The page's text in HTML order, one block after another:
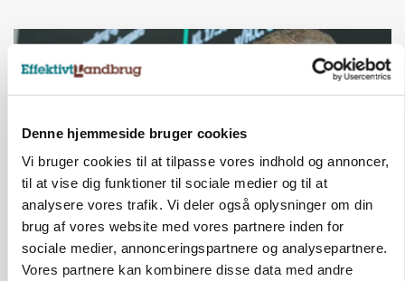
Denne hjemmeside bruger cookies
Vi bruger cookies til at tilpasse vores indhold og annoncer,
til at vise dig funktioner til sociale medier og til at
analysere vores trafik. Vi deler også oplysninger om din
brug af vores website med vores partnere inden for
sociale medier, annonceringspartnere og analysepartnere.
Vores partnere kan kombinere disse data med andre
GRISE
Svineproducenter kalder Danish Crowns pris en